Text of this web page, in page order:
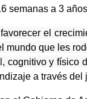
semanas a 3
el
mundo que les
cognitivo y físico
a través del